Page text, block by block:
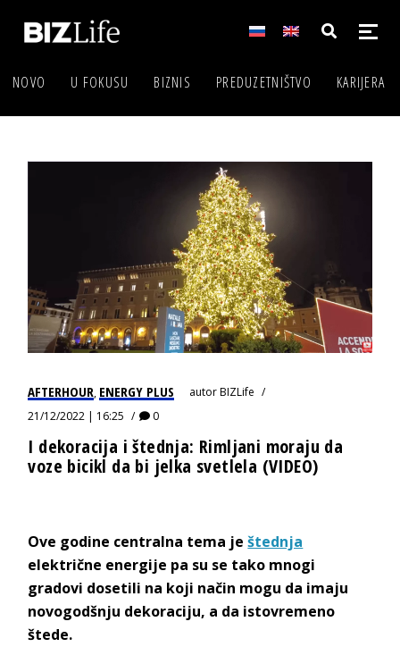
NOVO U FOKUSU BIZNIS PREDUZETNIŠTVO KARIJERA
AFTERHOUR, ENERGY PLUS autorBIZLife
21/12/2022 | 16:25
0
I dekoracija i štednja: Rimljani moraju da
voze bicikl da bi jelka svetlela (VIDEO)
Ove godine centralna tema ještednja
električne energije pa su se tako mnogi
gradovi dosetili na koji način mogu da imaju
novogodšnju dekoraciju, a da istovremeno
štede.